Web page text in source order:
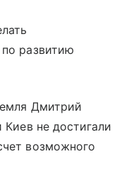
по развитию
Дмитрий
не достигали
возможного